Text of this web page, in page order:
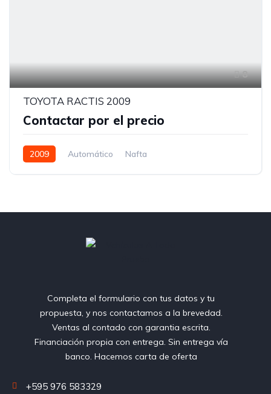
8
TOYOTA RACTIS 2009
Contactar por el precio
2009 Automático Nafta
Completa el formulario con tus datos y tu
propuesta, y nos contactamos a la brevedad.
Ventas al contado con garantia escrita.
Financiación propia con entrega. Sin entrega vía
banco. Hacemos carta de oferta
+595 976 583329